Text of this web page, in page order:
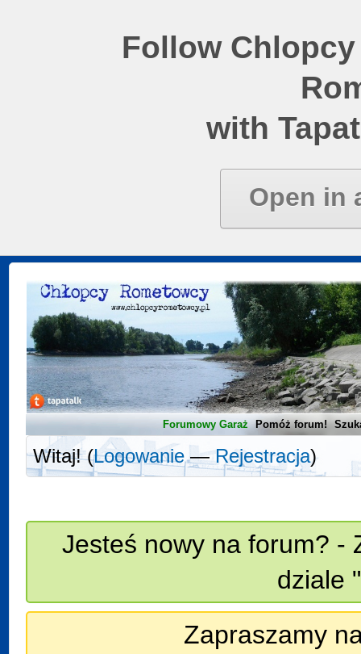
Follow
with
Open in
Forumowy Garaż Pomóż forum!
Witaj! (Logowanie—Rejestracja)
Jesteś nowy na forum? -
dziale
Zapraszamy